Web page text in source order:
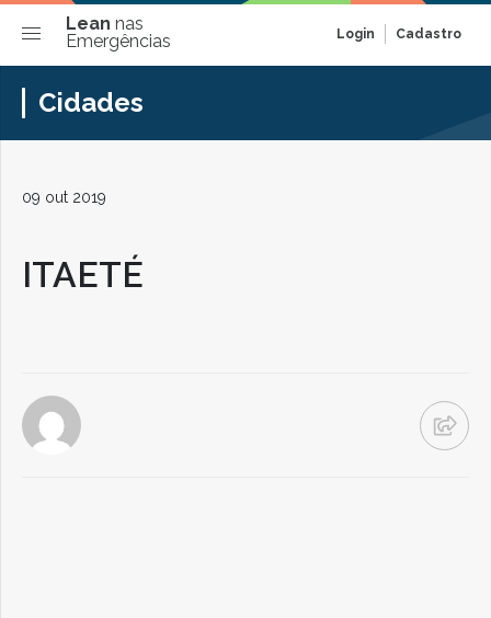
Lean nas
Emergências
Login Cadastro
Cidades
09 out 2019
ITAETÉ